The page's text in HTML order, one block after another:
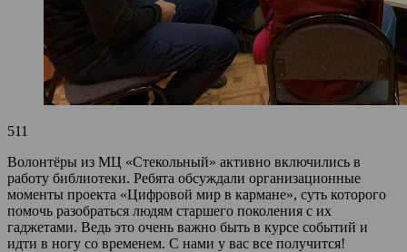
511
Волонтёры из МЦ «Стекольный» активно включились в
работу библиотеки. Ребята обсуждали организационные
моменты проекта «Цифровой мир в кармане», суть которого
помочь разобраться людям старшего поколения с их
гаджетами. Ведь это очень важно быть в курсе событий и
идти в ногу со временем. С нами у вас все получится!